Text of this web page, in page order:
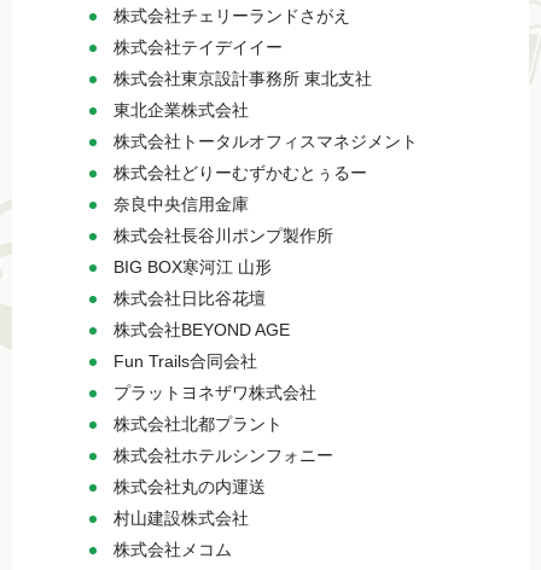
株式会社チェリーランドさがえ
株式会社テイデイイー
株式会社東京設計事務所 東北支社
東北企業株式会社
株式会社トータルオフィスマネジメント
株式会社どりーむずかむとぅるー
奈良中央信用金庫
株式会社長谷川ポンプ製作所
BIG BOX寒河江 山形
株式会社日比谷花壇
株式会社BEYOND AGE
Fun Trails合同会社
プラットヨネザワ株式会社
株式会社北都プラント
株式会社ホテルシンフォニー
株式会社丸の内運送
村山建設株式会社
株式会社メコム